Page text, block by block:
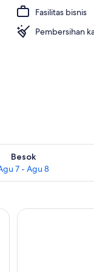
Fasilitas bisnis
Pembersihan
Besok
7 - Agu 8
untuk besok